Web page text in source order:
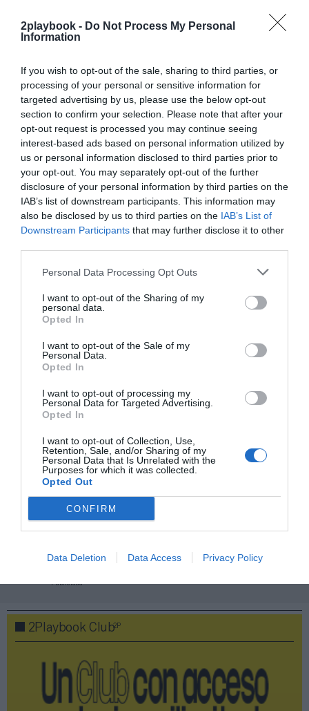
2playbook - Do Not Process My Personal
Information
If you wish to opt-out of the sale, sharing to third parties, or
processing of your personal or sensitive information for
targeted advertising by us, please use the below opt-out
section to confirm your selection. Please note that after your
opt-out request is processed you may continue seeing
interest-based ads based on personal information utilized by
us or personal information disclosed to third parties prior to
your opt-out. You may separately opt-out of the further
disclosure of your personal information by third parties on the
IAB’s list of downstream participants. This information may
also be disclosed by us to third parties on the IAB’s List of
Downstream Participants that may further disclose it to other
Personal Data Processing Opt Outs
I want to opt-out of the Sharing of my
personal data.
Opted In
I want to opt-out of the Sale of my
Personal Data.
Opted In
I want to opt-out of processing my
Personal Data for Targeted Advertising.
Opted In
I want to opt-out of Collection, Use,
Retention, Sale, and/or Sharing of my
Personal Data that Is Unrelated with the
Purposes for which it was collected.
Opted Out
CONFIRM
Data Deletion Data Access Privacy Policy
avance de las grandes cadenas especializadas,
sucursalistas o de franquicias, que han incrementado
sector, incluyendo cadenas, grupos de compra, tiendas
online especializadas, hipermercados y grandes
almacenes alcanzaron en2023 una cuota de mercado
conjunta del55,5%. Esta participación se elevó hasta el
68,6% en el caso de los diez primeros competidores.
Intelligence 2P
es la unidad de estrategia e
inteligencia de mercado de 2Playbook, cuya plataforma
de datos monitoriza en tiempo real el negocio de 60
clubes de LaLiga, Liga F y Primera Rfef; 200 clubes de
ligas europeas; 22 clubes de ACB y Primera FEB y 80
clubes de Euroliga, Eurocup, BCL, Euroliga y Eurocup
todos los eventos deportivos, de entretenimiento y
de patrocinio en el mercado español y otros 7.000
contratos de las ligas europeas y norteamericanas de
fútbol y baloncesto, segmentados por competición,
tipología de activos, marcas, categorías de producto y
valor económico aproximado de cada acuerdo. Si
quieres más información, contacta con nosotros a
Añadir 2Playbook
Mantente informado con las últimas noticias de actualidad.
ACTIVAR AHORA
Imprimir
Publicidad
2Playbook Club2P